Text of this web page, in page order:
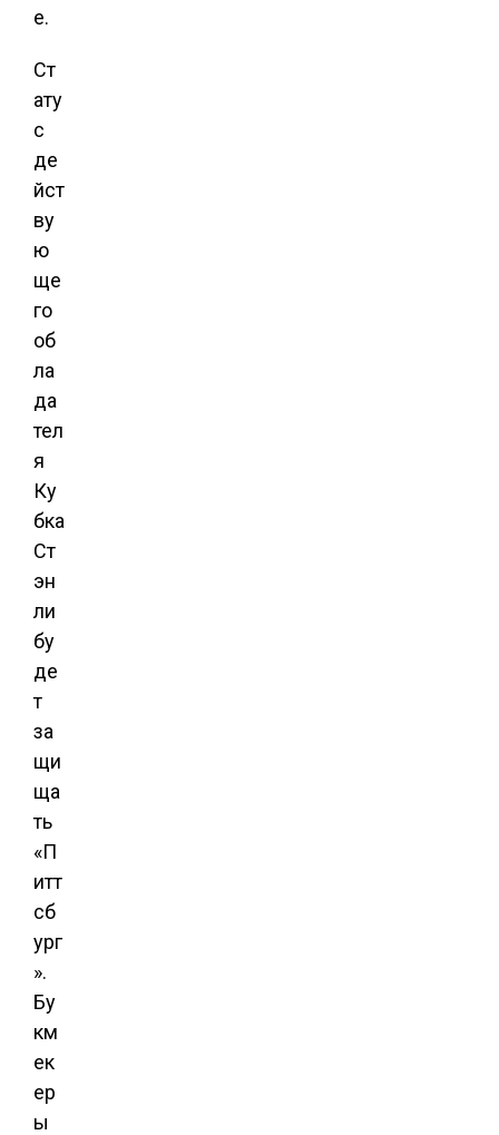
е.
Ст
ату
с
де
йст
ву
ю
ще
го
об
ла
да
тел
я
Ку
бка
Ст
эн
ли
бу
де
т
за
щи
ща
ть
«П
итт
сб
ург
».
Бу
км
ек
ер
ы